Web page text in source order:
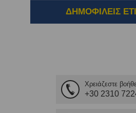
ΔΗΜΟΦΙΛΕΙΣ
Χρειάζεστε
+30 2310